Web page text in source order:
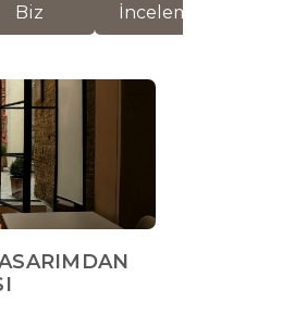
Biz İnceleme